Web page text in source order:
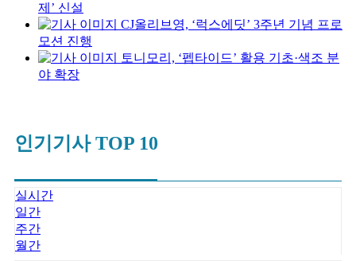
제’ 신설
CJ올리브영, ‘럭스에딧’ 3주년 기념 프로
모션 진행
토니모리, ‘펩타이드’ 활용 기초·색조 분
야 확장
인기기사 TOP 10
실시간
일간
주간
월간